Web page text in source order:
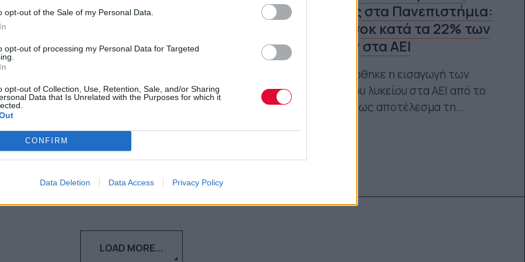
opt-out of the Sale of my Personal Data.
opt-out of processing my Personal Data for Targeted
opt-out of Collection, Use, Retention, Sale, and/or Sharing
Data that Is Unrelated with the Purposes for which it
CONFIRM
Data Deletion Data Access Privacy Policy
Πανεπιστήμιο Δυτικής
διεθνώς η στρατηγική
Διεθνής αναγνώριση της στρατηγικής
Ναταλία Πετρίτη
εισακτέους στα Πανεπιστήμια:
Μείωση – σοκ κατά τα 22% των
εισαγωγών στα ΑΕΙ
Κατά 22% μειώθηκε η εισαγωγή των
αποφοίτων του λυκείου στα ΑΕΙ από το
2020 στο 2021 ως αποτέλεσμα τη...
LOAD MORE...